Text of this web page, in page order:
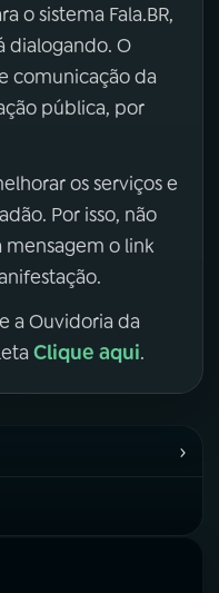
o sistema Fala.BR,
dialogando. O
comunicação da
pública, por
os serviços e
Por isso, não
mensagem o link
a Ouvidoria da
Clique aqui.
›